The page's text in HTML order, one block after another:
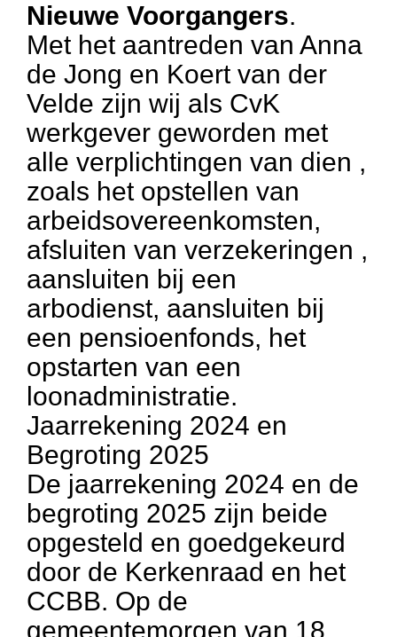
Nieuwe Voorgangers.
Met het aantreden van Anna
de Jong en Koert van der
Velde zijn wij als CvK
werkgever geworden met
alle verplichtingen van dien ,
zoals het opstellen van
arbeidsovereenkomsten,
afsluiten van verzekeringen ,
aansluiten bij een
arbodienst, aansluiten bij
een pensioenfonds, het
opstarten van een
loonadministratie.
Jaarrekening 2024 en
Begroting 2025
De jaarrekening 2024 en de
begroting 2025 zijn beide
opgesteld en goedgekeurd
door de Kerkenraad en het
CCBB. Op de
gemeentemorgen van 18